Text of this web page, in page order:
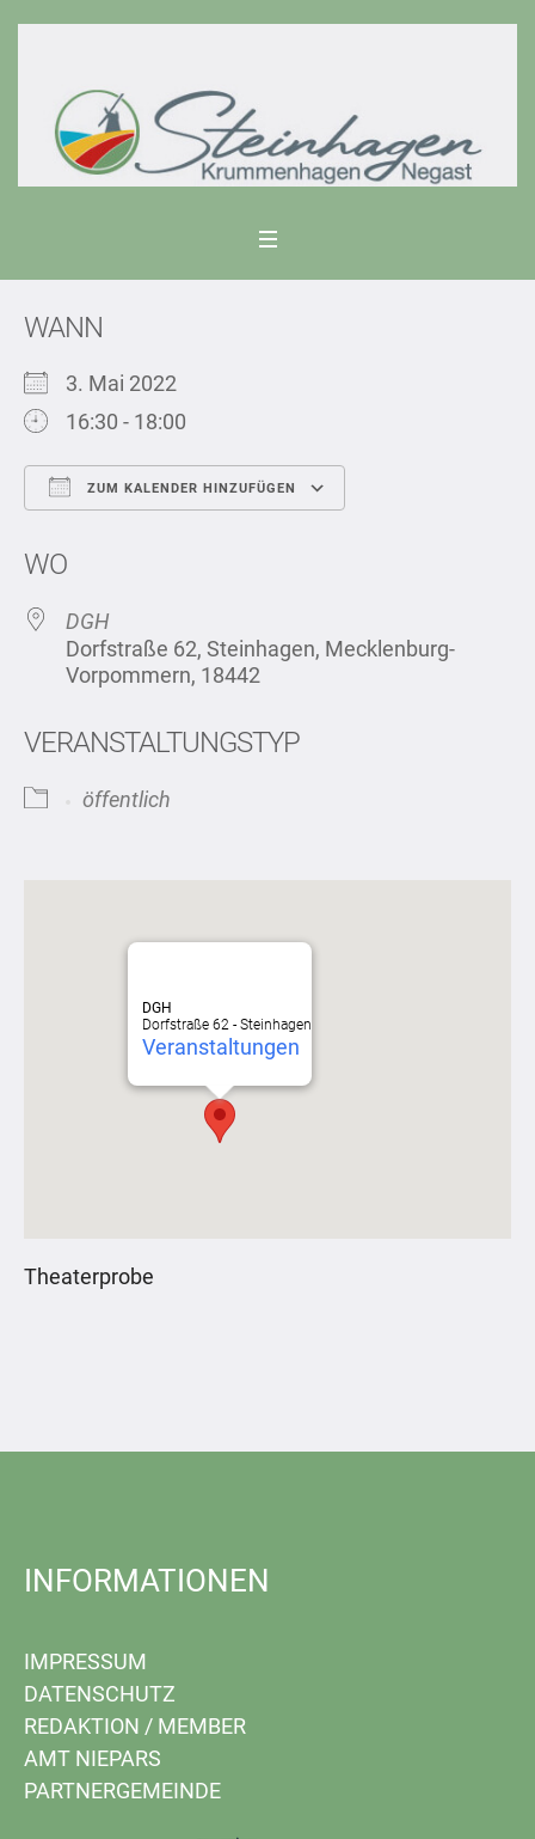
WANN
3. Mai 2022
16:30 - 18:00
ZUM KALENDER HINZUFÜGEN
WO
DGH
Dorfstraße 62, Steinhagen, Mecklenburg-
Vorpommern, 18442
VERANSTALTUNGSTYP
öffentlich
DGH
Dorfstraße 62 - Steinhagen
Veranstaltungen
Theaterprobe
INFORMATIONEN
IMPRESSUM
DATENSCHUTZ
REDAKTION / MEMBER
AMT NIEPARS
PARTNERGEMEINDE